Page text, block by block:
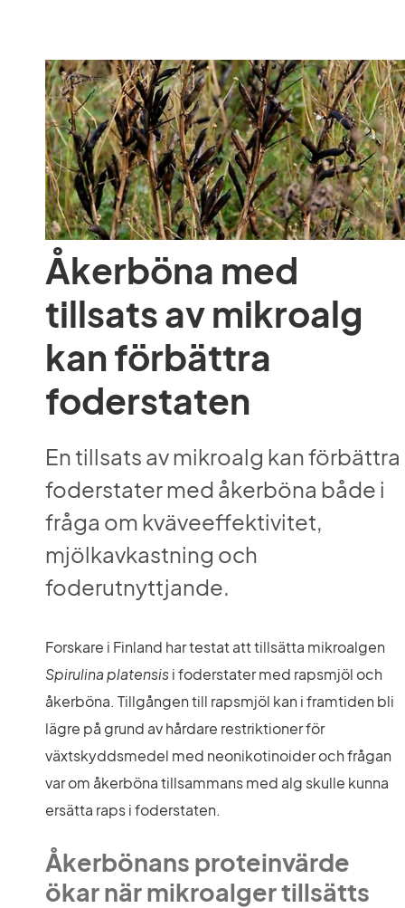
Åkerböna med
tillsats av mikroalg
kan förbättra
foderstaten
En tillsats av mikroalg kan förbättra
foderstater med åkerböna både i
fråga om kväveeffektivitet,
mjölkavkastning och
foderutnyttjande.
Spirulina platensis i foderstater med rapsmjöl och
åkerböna. Tillgången till rapsmjöl kan i framtiden bli
lägre på grund av hårdare restriktioner för
växtskyddsmedel med neonikotinoider och frågan
var om åkerböna tillsammans med alg skulle kunna
ersätta raps i foderstaten.
Åkerbönans proteinvärde
ökar när mikroalger tillsätts